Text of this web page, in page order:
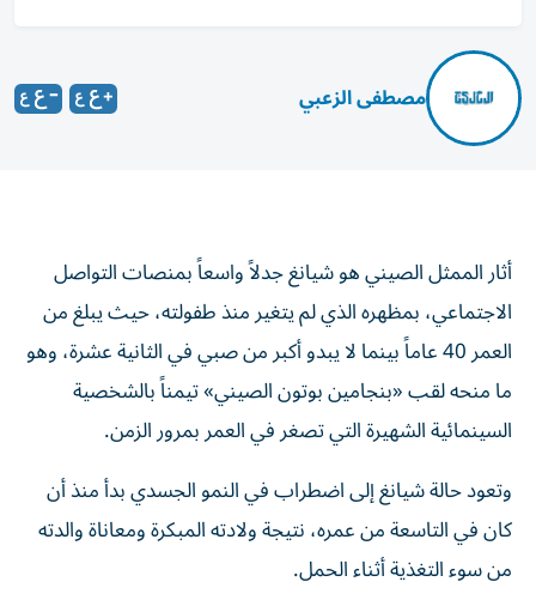
مصطفى الزعبي
أثار الممثل الصيني هو شيانغ جدلاً واسعاً بمنصات التواصل
الاجتماعي، بمظهره الذي لم يتغير منذ طفولته، حيث يبلغ من
العمر 40 عاماً بينما لا يبدو أكبر من صبي في الثانية عشرة، وهو
ما منحه لقب «بنجامين بوتون الصيني» تيمناً بالشخصية
السينمائية الشهيرة التي تصغر في العمر بمرور الزمن.
وتعود حالة شيانغ إلى اضطراب في النمو الجسدي بدأ منذ أن
كان في التاسعة من عمره، نتيجة ولادته المبكرة ومعاناة والدته
من سوء التغذية أثناء الحمل.